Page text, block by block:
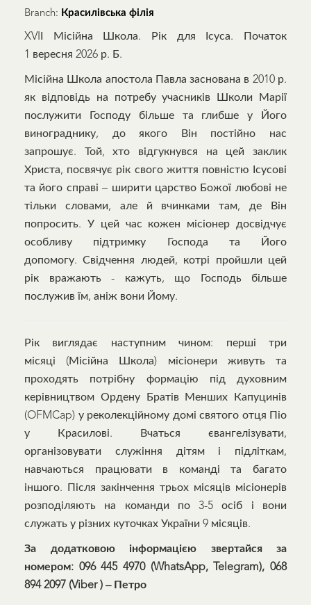
Branch: Красилівська філія
XVIІ Місійна Школа. Рік для Ісуса. Початок
1 вересня 2026 р. Б.
Місійна Школа апостола Павла заснована в 2010 р.
як відповідь на потребу учасників Школи Марії
послужити Господу більше та глибше у Його
винограднику, до якого Він постійно нас
запрошує. Той, хто відгукнувся на цей заклик
Христа, посвячує рік свого життя повністю Ісусові
та його справі – ширити царство Божої любові не
тільки словами, але й вчинками там, де Він
попросить. У цей час кожен місіонер досвідчує
особливу підтримку Господа та Його
допомогу. Свідчення людей, котрі пройшли цей
рік вражають - кажуть, що Господь більше
послужив їм, аніж вони Йому.
Рік виглядає наступним чином: перші три
місяці (Місійна Школа) місіонери живуть та
проходять потрібну формацію під духовним
керівництвом Ордену Братів Менших Капуцинів
(OFMCap) у реколекційному домі святого отця Піо
у Красилові. Вчаться євангелізувати,
організовувати служіння дітям і підліткам,
навчаються працювати в команді та багато
іншого. Після закінчення трьох місяців місіонерів
розподіляють на команди по 3-5 осіб і вони
служать у різних куточках України 9 місяців.
За додатковою інформацією звертайся за
номером: 096 445 4970 (WhatsApp, Telegram), 068
894 2097 (Viber ) – Петро